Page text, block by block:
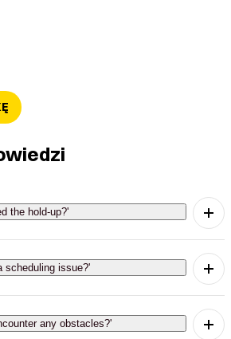
the hold-up?'
up?' oznacza 'Co
scheduling issue?'
issue?' znaczy 'Czy był
any obstacles?'